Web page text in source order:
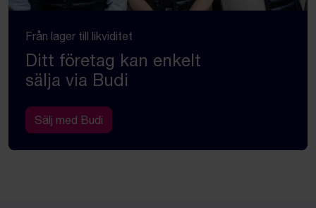
Från lager till likviditet
Ditt företag kan enkelt
sälja via Budi
Sälj med Budi